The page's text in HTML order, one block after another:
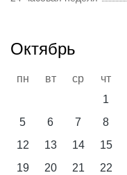
Октябрь
пн вт ср чт
1
5
6 7 8
12
13 14 15
19
20 21 22